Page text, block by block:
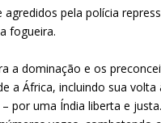
pela polícia
fogueira.
a dominação e os
a África, incluindo sua
por uma Índia liberta e